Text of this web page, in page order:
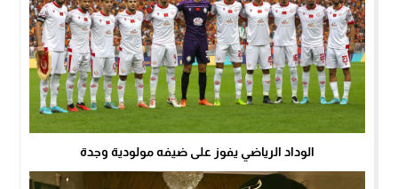
الوداد الرياضي يفوز على ضيفه مولودية وجدة